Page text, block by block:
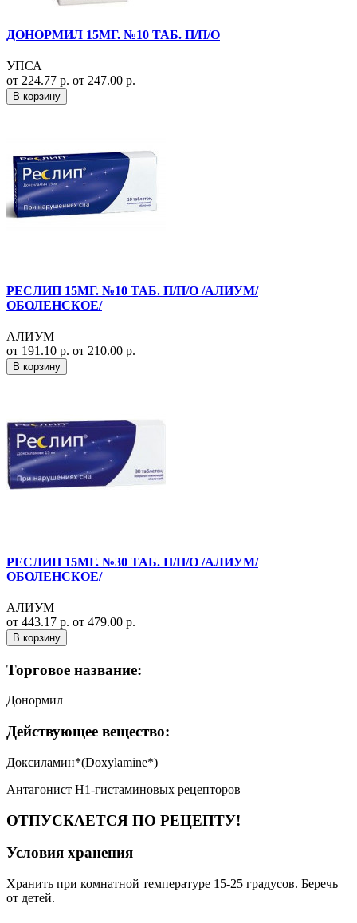
ДОНОРМИЛ 15МГ. №10 ТАБ. П/П/О
УПСА
от 224.77 р. от 247.00 р.
В корзину
РЕСЛИП 15МГ. №10 ТАБ. П/П/О /АЛИУМ/
ОБОЛЕНСКОЕ/
АЛИУМ
от 191.10 р. от 210.00 р.
В корзину
РЕСЛИП 15МГ. №30 ТАБ. П/П/О /АЛИУМ/
ОБОЛЕНСКОЕ/
АЛИУМ
от 443.17 р. от 479.00 р.
В корзину
Торговое название:
Донормил
Действующее вещество:
Доксиламин*(Doxylamine*)
Антагонист Н1-гистаминовых рецепторов
ОТПУСКАЕТСЯ ПО РЕЦЕПТУ!
Условия хранения
Хранить при комнатной температуре 15-25 градусов. Беречь
от детей.